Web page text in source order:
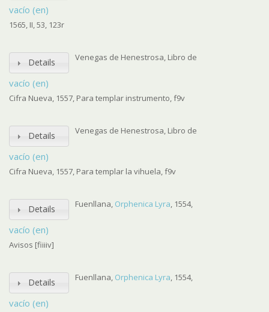
vacío (en)
1565, II, 53, 123r
Details
vacío (en)
Venegas de Henestrosa, Libro de
Cifra Nueva, 1557, Para templar instrumento, f9v
Details
vacío (en)
Venegas de Henestrosa, Libro de
Cifra Nueva, 1557, Para templar la vihuela, f9v
Details
vacío (en)
Fuenllana, Orphenica Lyra, 1554,
Avisos [fiiiiv]
Details
vacío (en)
Fuenllana, Orphenica Lyra, 1554,